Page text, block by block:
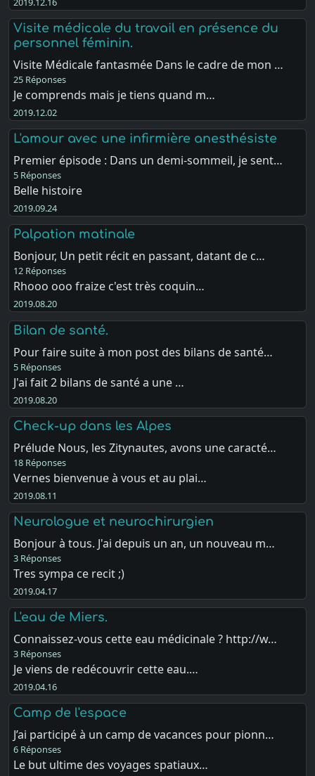
Visite médicale du travail en présence du
personnel féminin.
Visite Médicale fantasmée Dans le cadre de mon …
25 Réponses
Je comprends mais je tiens quand m…
2019.12.02
L'amour avec une infirmière anesthésiste
Premier épisode : Dans un demi-sommeil, je sent…
5 Réponses
Belle histoire
2019.09.24
Palpation matinale
Bonjour, Un petit récit en passant, datant de c…
12 Réponses
Rhooo ooo fraize c'est très coquin…
2019.08.20
Bilan de santé.
Pour faire suite à mon post des bilans de santé…
5 Réponses
J'ai fait 2 bilans de santé a une …
2019.08.20
Check-up dans les Alpes
Prélude Nous, les Zitynautes, avons une caracté…
18 Réponses
Vernes bienvenue à vous et au plai…
2019.08.11
Neurologue et neurochirurgien
Bonjour à tous. J'ai depuis un an, un nouveau m…
3 Réponses
Tres sympa ce recit ;)
2019.04.17
L'eau de Miers.
Connaissez-vous cette eau médicinale ? http://w…
3 Réponses
Je viens de redécouvrir cette eau.…
2019.04.16
Camp de l'espace
J’ai participé à un camp de vacances pour pionn…
6 Réponses
Le but ultime des voyages spatiaux…